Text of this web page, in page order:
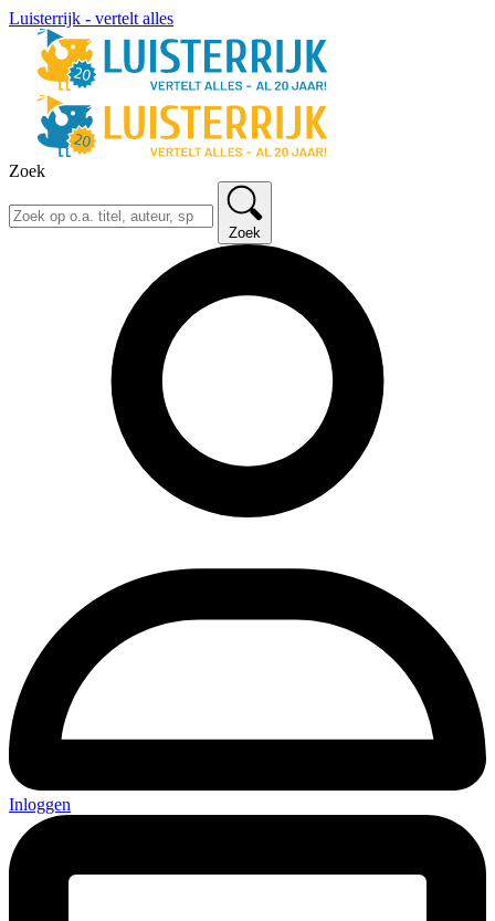
Luisterrijk - vertelt alles
Zoek
Zoek
Inloggen